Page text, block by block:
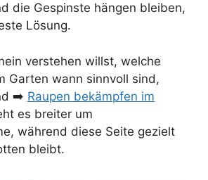
die Gespinste hängen bleiben,
Lösung.
verstehen willst, welche
Garten wann sinnvoll sind,
➡️ Raupen bekämpfen im
es breiter um
während diese Seite gezielt
bleibt.